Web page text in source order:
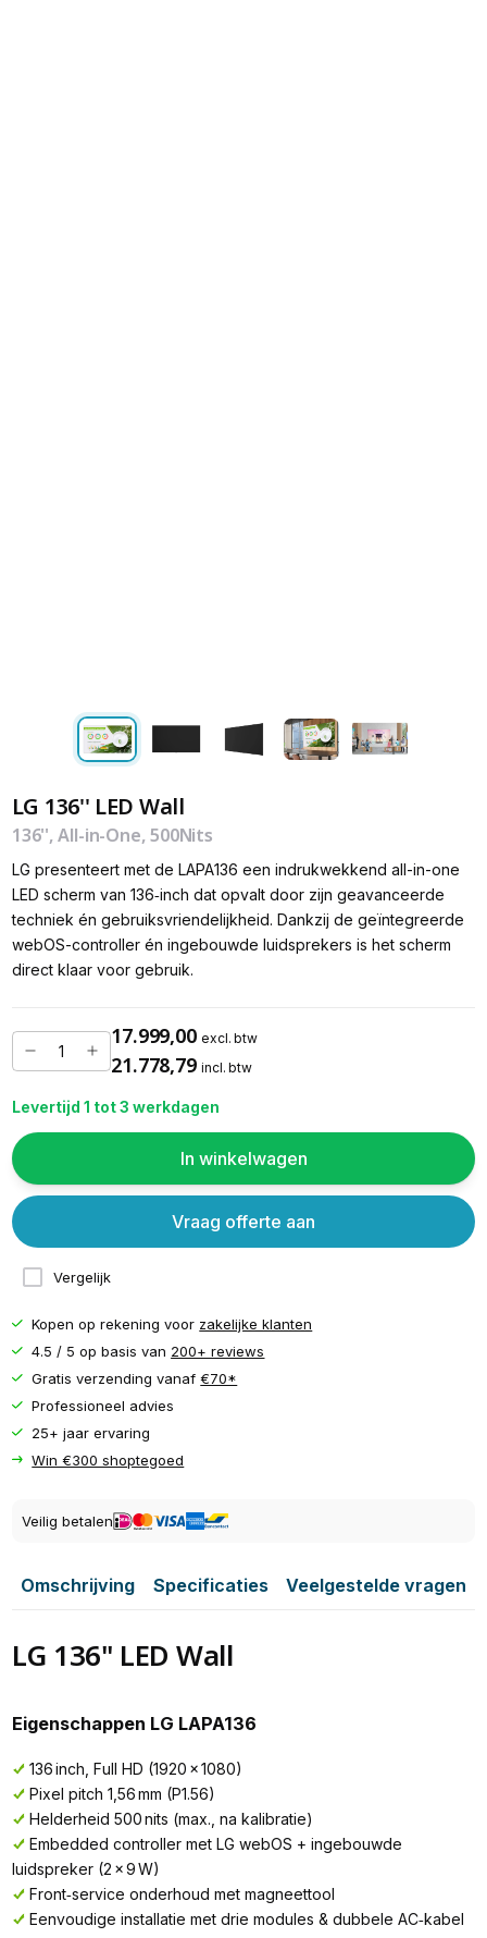
LG 136'' LED Wall
136'', All-in-One, 500Nits
LG presenteert met de LAPA136 een indrukwekkend all-in-one
LED scherm van 136‑inch dat opvalt door zijn geavanceerde
techniek én gebruiksvriendelijkheid. Dankzij de geïntegreerde
webOS-controller én ingebouwde luidsprekers is het scherm
direct klaar voor gebruik.
17.999,00 excl. btw
21.778,79 incl. btw
Levertijd 1 tot 3 werkdagen
In winkelwagen
Vergelijk
Vraag offerte aan
Kopen op rekening voor zakelijke klanten
4.5 / 5 op basis van 200+ reviews
Gratis verzending vanaf€70*
Professioneel advies
25+ jaar ervaring
Win €300 shoptegoed
Veilig betalen
Omschrijving Specificaties Veelgestelde vragen
LG 136'' LED Wall
Eigenschappen LG LAPA136
136 inch, Full HD (1920 × 1080)
Pixel pitch 1,56 mm (P1.56)
Helderheid 500 nits (max., na kalibratie)
Embedded controller met LG webOS + ingebouwde
luidspreker (2 × 9 W)
Front‑service onderhoud met magneettool
Eenvoudige installatie met drie modules & dubbele AC‑kabel